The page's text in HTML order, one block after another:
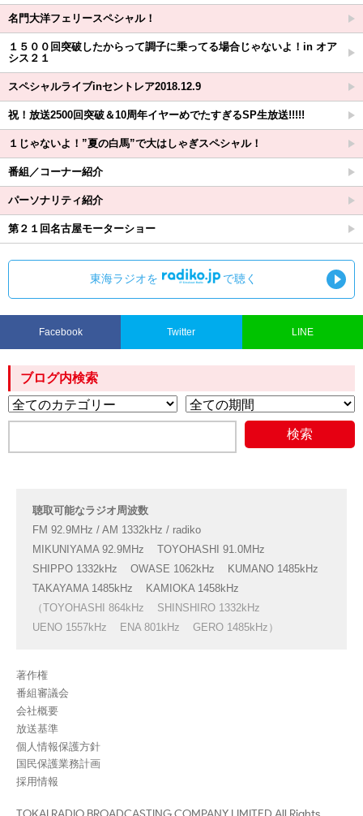
名門大洋フェリースペシャル！
１５００回突破したからって調子に乗ってる場合じゃないよ！in オア
シス２１
スペシャルライブinセントレア2018.12.9
祝！放送2500回突破＆10周年イヤーめでたすぎるSP生放送!!!!!
１じゃないよ！”夏の白馬”で大はしゃぎスペシャル！
番組／コーナー紹介
パーソナリティ紹介
第２１回名古屋モーターショー
東海ラジオを で聴く
Facebook Twitter LINE
ブログ内検索
聴取可能なラジオ周波数
FM 92.9MHz / AM 1332kHz / radiko
MIKUNIYAMA 92.9MHz
TOYOHASHI 91.0MHz
SHIPPO 1332kHz
OWASE 1062kHz
KUMANO 1485kHz
TAKAYAMA 1485kHz
KAMIOKA 1458kHz
（TOYOHASHI 864kHz
SHINSHIRO 1332kHz
UENO 1557kHz
ENA 801kHz GERO 1485kHz）
著作権
番組審議会
会社概要
放送基準
個人情報保護方針
国民保護業務計画
採用情報